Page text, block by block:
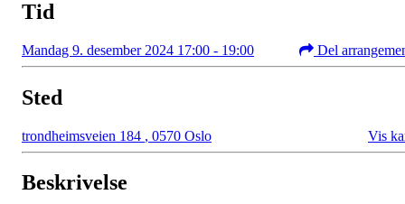
Tid
Mandag 9. desember 2024 17:00 - 19:00 Del
Sted
trondheimsveien 184 , 0570 Oslo Vis
Beskrivelse